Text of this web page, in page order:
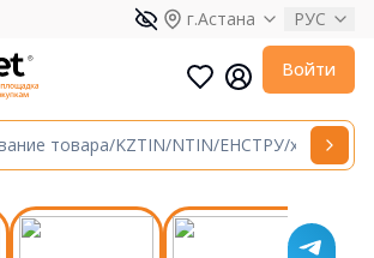
г.Астана РУС
Войти